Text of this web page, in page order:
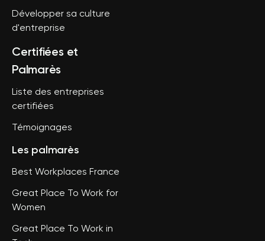
Développer sa culture
d'entreprise
Certifiées et
Palmarès
Liste des entreprises
certifiées
Témoignages
Les palmarès
Best Workplaces France
Great Place To Work for
Women
Great Place To Work in